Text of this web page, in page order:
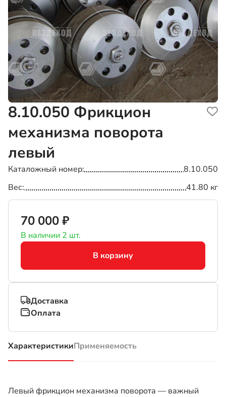
8.10.050 Фрикцион
механизма поворота
левый
Каталожный номер
8.10.050
Вес
41.80 кг
70 000 ₽
В наличии 2 шт.
В корзину
Доставка
Оплата
Характеристики
(активная вкладка)
Применяемость
Левый фрикцион механизма поворота — важный